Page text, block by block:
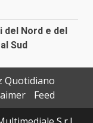
del Nord e del
Sud
Quotidiano
Feed